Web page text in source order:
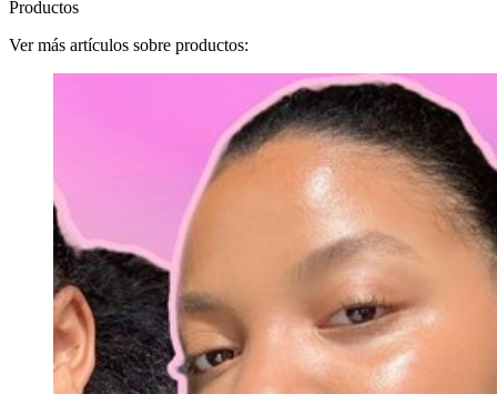
Productos
Ver más artículos sobre productos: